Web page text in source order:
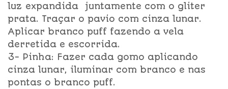
luz expandida juntamente com o gliter
prata. Traçar o pavio com cinza lunar.
Aplicar branco puff fazendo a vela
derretida e escorrida.
3- Pinha: Fazer cada gomo aplicando
cinza lunar, iluminar com branco e nas
pontas o branco puff.